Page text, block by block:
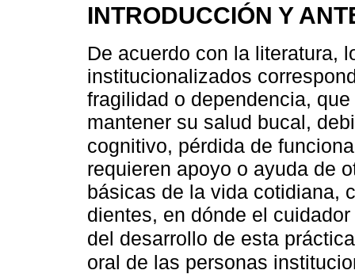
INTRODUCCIÓN Y
De acuerdo con la literatura,
institucionalizados
fragilidad o dependencia,
mantener su salud bucal,
cognitivo, pérdida de
requieren apoyo o ayuda de
básicas de la vida cotidiana,
dientes, en dónde el
del desarrollo de esta
oral de las personas